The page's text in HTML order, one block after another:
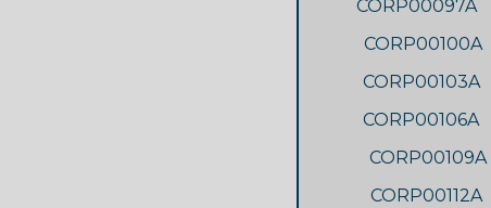
CORP00097A
CORP00100A
CORP00103A
CORP00106A
CORP00109A
CORP00112A